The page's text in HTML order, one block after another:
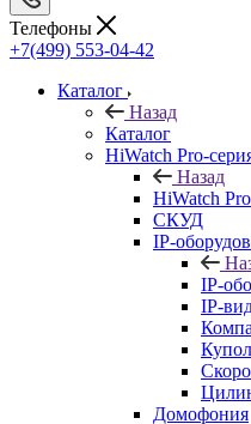
Телефоны
+7(499) 553-04-42
Каталог
Назад
Каталог
HiWatch Pro-
Назад
HiWatch
CКУД
IP-
IP-
IP-
Домофония